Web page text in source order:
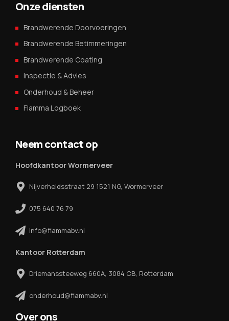
Onze diensten
Brandwerende Doorvoeringen
Brandwerende Betimmeringen
Brandwerende Coating
Inspectie & Advies
Onderhoud & Beheer
Flamma Logboek
Neem contact op
Hoofdkantoor Wormerveer
Nijverheidsstraat 29 1521 NG, Wormerveer
075 640 76 79
info@flammabv.nl
Kantoor Rotterdam
Driemanssteeweg 660A, 3084 CB, Rotterdam
onderhoud@flammabv.nl
Over ons